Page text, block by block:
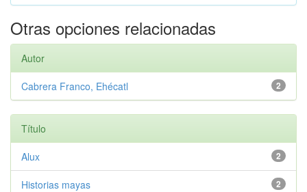
Otras opciones relacionadas
Autor
2
Cabrera Franco, Ehécatl
Título
2
Alux
2
Historias mayas